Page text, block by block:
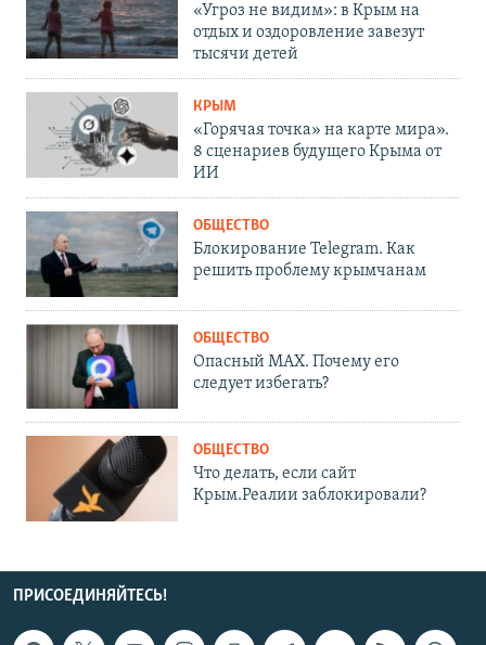
«Угроз не видим»: в Крым на
отдых и оздоровление завезут
тысячи детей
КРЫМ
«Горячая точка» на карте мира».
8 сценариев будущего Крыма от
ИИ
ОБЩЕСТВО
Блокирование Telegram. Как
решить проблему крымчанам
ОБЩЕСТВО
Опасный MAX. Почему его
следует избегать?
ОБЩЕСТВО
Что делать, если сайт
Крым.Реалии заблокировали?
ПРИСОЕДИНЯЙТЕСЬ!